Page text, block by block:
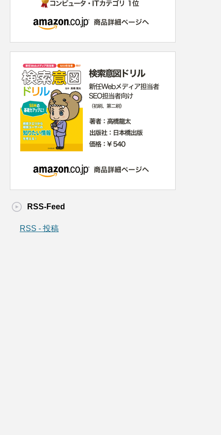
RSS-Feed
RSS - 投稿